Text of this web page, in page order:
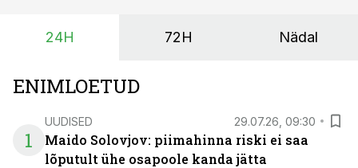
põllumajandusettevõtete jaoks üheks olulisemaks
24H 72H Nädal
ENIMLOETUD
1
UUDISED 29.07.26, 09:30
Maido Solovjov: piimahinna riski ei saa
lõputult ühe osapoole kanda jätta